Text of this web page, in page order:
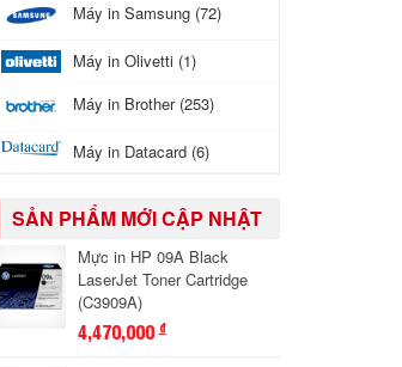
Máy in Samsung (72)
Máy in Olivetti (1)
Máy in Brother (253)
Máy in Datacard (6)
SẢN PHẨM MỚI CẬP NHẬT
Mực in HP 09A Black
LaserJet Toner Cartridge
(C3909A)
4,470,000đ